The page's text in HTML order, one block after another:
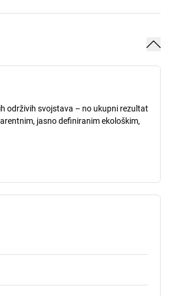
održivih svojstava – no ukupni rezultat
jasno definiranim ekološkim,